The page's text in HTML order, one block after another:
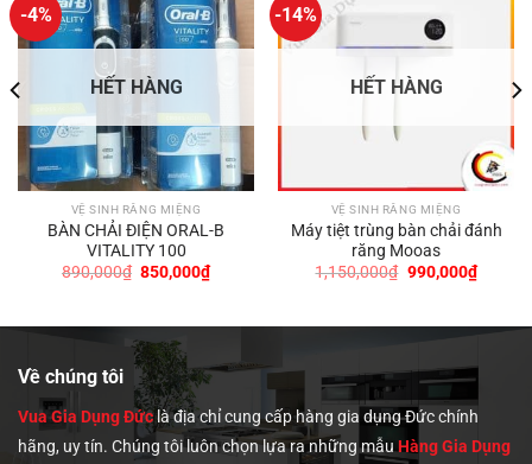
-4%
HẾT HÀNG
VỆ SINH RĂNG MIỆNG
BÀN CHẢI ĐIỆN ORAL-B
VITALITY 100
890,000₫ Giá
850,000₫Giá
hiện
850,000₫.
-14%
HẾT HÀNG
VỆ SINH RĂNG MIỆNG
Máy tiệt trùng bàn chải đánh
răng Mooas
1,150,000₫ Giá
990,000₫Giá
hiện
Về chúng tôi
Vua Gia Dụng Đứclà địa chỉ cung cấp hàng gia dụng Đức chính
hãng, uy tín. Chúng tôiluôn chọn lựa ra những mẫu Hàng Gia Dụng